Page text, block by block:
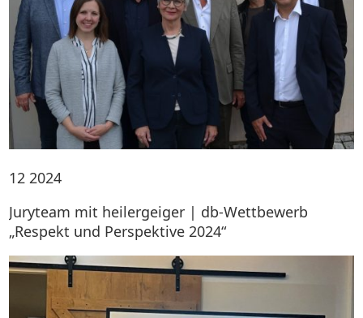
12 2024
Juryteam mit heilergeiger | db-Wettbewerb
„Respekt und Perspektive 2024“